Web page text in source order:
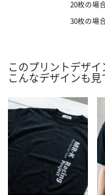
20枚の場
30枚の場
このプリントデザイ
こんなデザインも見